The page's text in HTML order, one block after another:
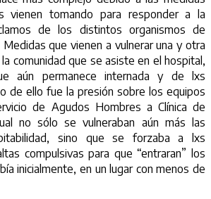
vienen tomando para responder a la
de los distintos organismos de
que vienen a vulnerar una y otra
comunidad que se asiste en el hospital,
aún permanece internada y de lxs
de ello fue la presión sobre los equipos
de Agudos Hombres a Clínica de
no sólo se vulneraban aún más las
sino que se forzaba a lxs
compulsivas para que “entraran” los
inicialmente, en un lugar con menos de